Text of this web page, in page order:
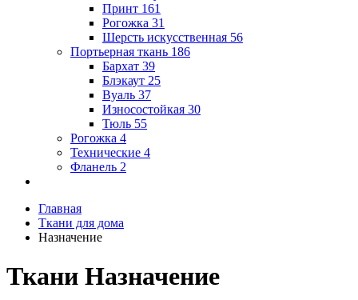
Принт 161
Рогожка 31
Шерсть искусственная 56
Портьерная ткань 186
Бархат 39
Блэкаут 25
Вуаль 37
Износостойкая 30
Тюль 55
Рогожка 4
Технические 4
Фланель 2
Главная
Ткани для дома
Назначение
Ткани Назначение